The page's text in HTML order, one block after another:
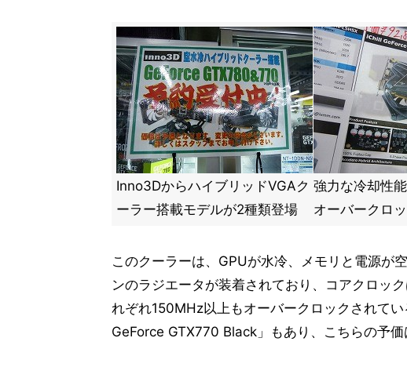
Inno3DからハイブリッドVGAク
ーラー搭載モデルが2種類登場
強力な冷却性
オーバークロ
このクーラーは、GPUが水冷、メモリと電源が
ンのラジエータが装着されており、コアクロッ
れぞれ150MHz以上もオーバークロックされて
GeForce GTX770 Black」もあり、こちらの予価